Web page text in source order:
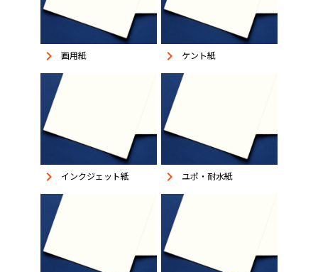
keyboard_arrow_right 画用紙 keyboard_arrow_right ケント紙
keyboard_arrow_right インクジェット紙 keyboard_arrow_right ユポ・耐水紙